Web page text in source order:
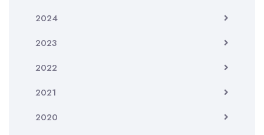
2024
2023
2022
2021
2020